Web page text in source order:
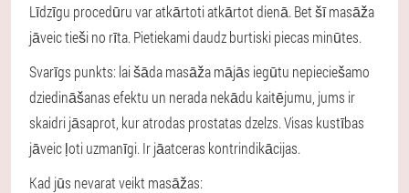
Līdzīgu procedūru var atkārtoti atkārtot dienā. Bet šī masāža
jāveic tieši no rīta. Pietiekami daudz burtiski piecas minūtes.
Svarīgs punkts: lai šāda masāža mājās iegūtu nepieciešamo
dziedināšanas efektu un nerada nekādu kaitējumu, jums ir
skaidri jāsaprot, kur atrodas prostatas dzelzs. Visas kustības
jāveic ļoti uzmanīgi. Ir jāatceras kontrindikācijas.
Kad jūs nevarat veikt masāžas: